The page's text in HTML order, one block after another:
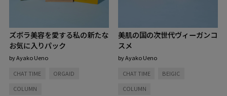
ズボラ美容を愛する私の新たな
お気に入りパック
by Ayako Ueno
CHAT TIME ORGAID
COLUMN
美肌の国の次世代ヴィーガンコ
スメ
by Ayako Ueno
CHAT TIME BEIGIC
COLUMN